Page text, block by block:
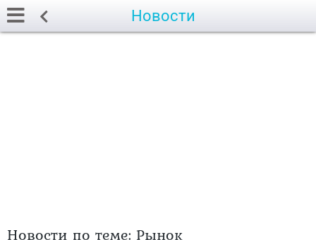
Новости
Новости по теме: Рынок